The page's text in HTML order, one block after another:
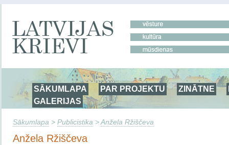
SĀKUMLAPA PAR PROJEKTU ZINĀTNE
GALERIJAS
Sākumlapa > Publicistika >Anžela Ržiščeva
Anžela Ržiščeva